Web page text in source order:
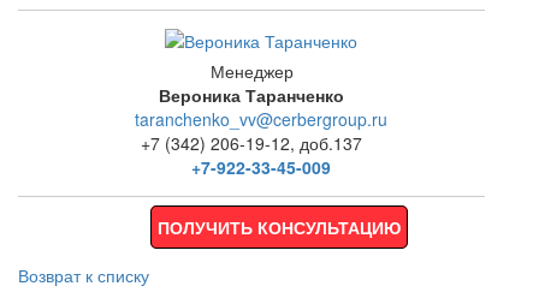
Менеджер
Вероника Таранченко
taranchenko_vv@cerbergroup.ru
+7 (342) 206-19-12, доб.137
+7-922-33-45-009
ПОЛУЧИТЬ КОНСУЛЬТАЦИЮ
Возврат к списку